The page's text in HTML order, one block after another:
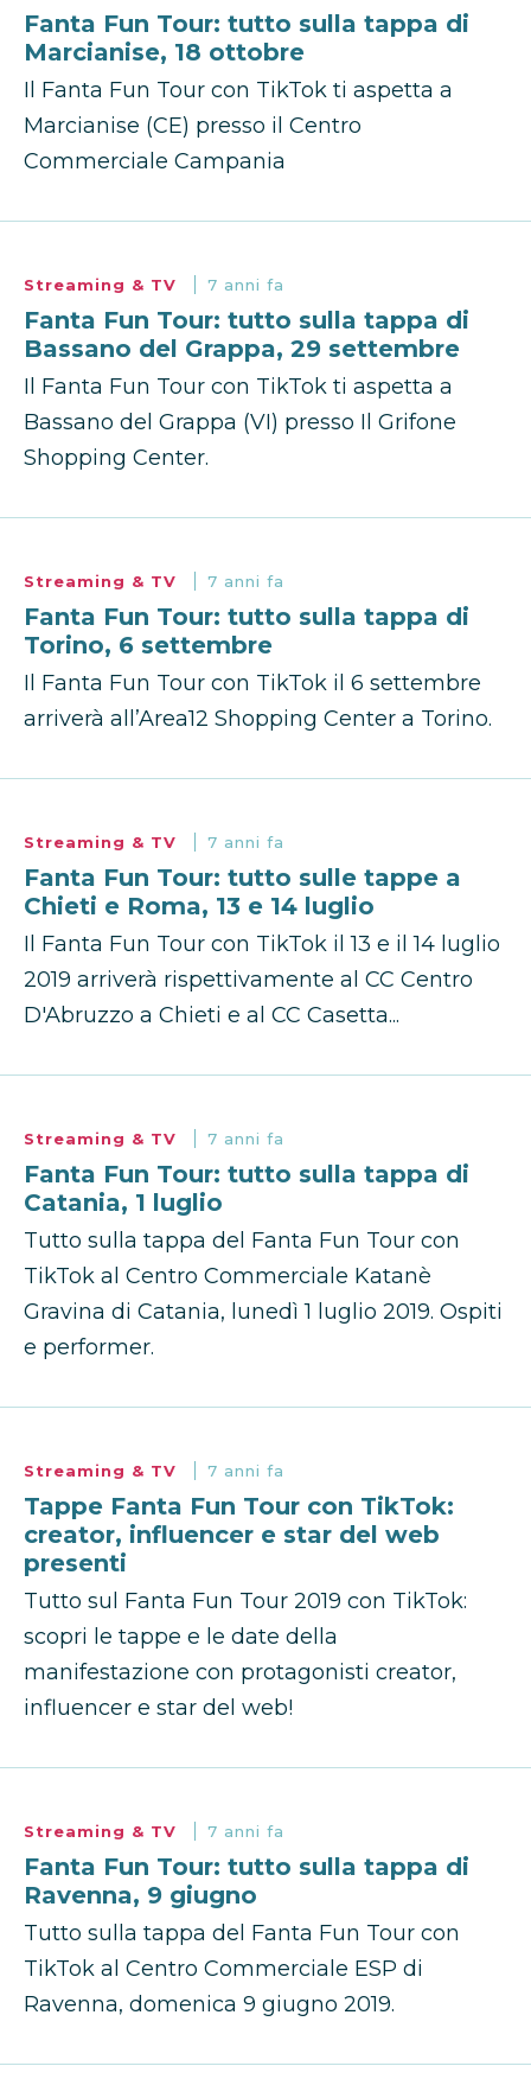
Fanta Fun Tour: tutto sulla tappa di
Marcianise, 18 ottobre
Il Fanta Fun Tour con TikTok ti aspetta a
Marcianise (CE) presso il Centro
Commerciale Campania
Streaming & TV 7 anni fa
Fanta Fun Tour: tutto sulla tappa di
Bassano del Grappa, 29 settembre
Il Fanta Fun Tour con TikTok ti aspetta a
Bassano del Grappa (VI) presso Il Grifone
Shopping Center.
Streaming & TV 7 anni fa
Fanta Fun Tour: tutto sulla tappa di
Torino, 6 settembre
Il Fanta Fun Tour con TikTok il 6 settembre
arriverà all’Area12 Shopping Center a Torino.
Streaming & TV 7 anni fa
Fanta Fun Tour: tutto sulle tappe a
Chieti e Roma, 13 e 14 luglio
Il Fanta Fun Tour con TikTok il 13 e il 14 luglio
2019 arriverà rispettivamente al CC Centro
D'Abruzzo a Chieti e al CC Casetta...
Streaming & TV 7 anni fa
Fanta Fun Tour: tutto sulla tappa di
Catania, 1 luglio
Tutto sulla tappa del Fanta Fun Tour con
TikTok al Centro Commerciale Katanè
Gravina di Catania, lunedì 1 luglio 2019. Ospiti
e performer.
Streaming & TV 7 anni fa
Tappe Fanta Fun Tour con TikTok:
creator, influencer e star del web
presenti
Tutto sul Fanta Fun Tour 2019 con TikTok:
scopri le tappe e le date della
manifestazione con protagonisti creator,
influencer e star del web!
Streaming & TV 7 anni fa
Fanta Fun Tour: tutto sulla tappa di
Ravenna, 9 giugno
Tutto sulla tappa del Fanta Fun Tour con
TikTok al Centro Commerciale ESP di
Ravenna, domenica 9 giugno 2019.